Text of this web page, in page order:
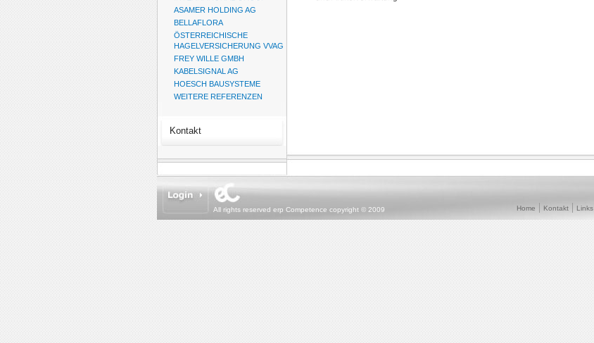
ASAMER HOLDING AG
BELLAFLORA
ÖSTERREICHISCHE
HAGELVERSICHERUNG VVAG
FREY WILLE GMBH
KABELSIGNAL AG
HOESCH BAUSYSTEME
WEITERE REFERENZEN
Kontakt
All rights reserved erp Competence copyright © 2009 Home Kontakt Links